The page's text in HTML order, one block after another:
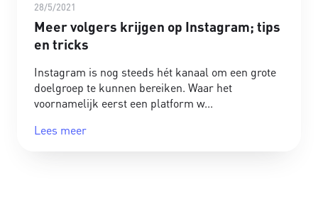
28/5/2021
Meer volgers krijgen op Instagram; tips
en tricks
Instagram is nog steeds hét kanaal om een grote
doelgroep te kunnen bereiken. Waar het
voornamelijk eerst een platform w
Lees meer